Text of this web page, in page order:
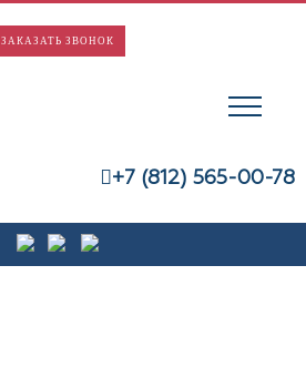
ЗАКАЗАТЬ ЗВОНОК
+7 (812) 565-00-78